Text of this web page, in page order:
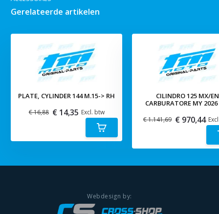
Gerelateerde artikelen
PLATE, CYLINDER 144 M.15-> RH
€ 16,88 € 14,35 Excl. btw
CILINDRO 125 MX/EN
CARBURATORE MY 2026
€ 1.141,69 € 970,44